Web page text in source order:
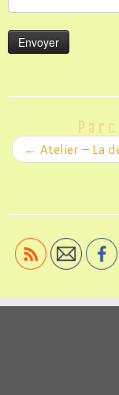
← Atelier – La